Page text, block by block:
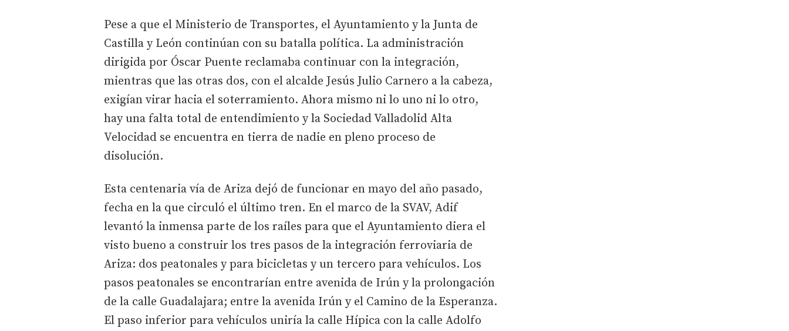
Pese a que el Ministerio de Transportes, el Ayuntamiento y la Junta de
Castilla y León continúan con su batalla política. La administración
dirigida por Óscar Puente reclamaba continuar con la integración,
mientras que las otras dos, con el alcalde Jesús Julio Carnero a la cabeza,
exigían virar hacia el soterramiento. Ahora mismo ni lo uno ni lo otro,
hay una falta total de entendimiento y la Sociedad Valladolid Alta
Velocidad se encuentra en tierra de nadie en pleno proceso de
disolución.
Esta centenaria vía de Ariza dejó de funcionar en mayo del año pasado,
fecha en la que circuló el último tren. En el marco de la SVAV, Adif
levantó la inmensa parte de los raíles para que el Ayuntamiento diera el
visto bueno a construir los tres pasos de la integración ferroviaria de
Ariza: dos peatonales y para bicicletas y un tercero para vehículos. Los
pasos peatonales se encontrarían entre avenida de Irún y la prolongación
de la calle Guadalajara; entre la avenida Irún y el Camino de la Esperanza.
El paso inferior para vehículos uniría la calle Hípica con la calle Adolfo